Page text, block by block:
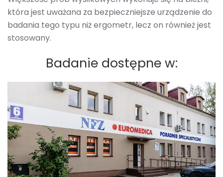
która jest uważana za bezpieczniejsze urządzenie do
badania tego typu niż ergometr, lecz on również jest
stosowany.
Badanie dostępne w: